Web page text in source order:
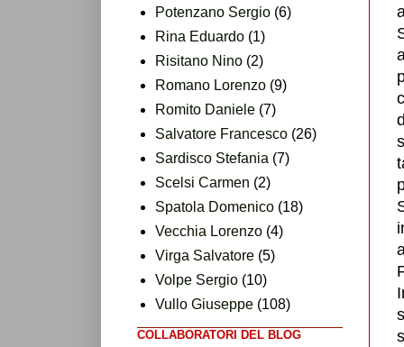
Potenzano Sergio (6)
Rina Eduardo (1)
Risitano Nino (2)
Romano Lorenzo (9)
Romito Daniele (7)
Salvatore Francesco (26)
Sardisco Stefania (7)
Scelsi Carmen (2)
Spatola Domenico (18)
Vecchia Lorenzo (4)
Virga Salvatore (5)
Volpe Sergio (10)
Vullo Giuseppe (108)
COLLABORATORI DEL BLOG